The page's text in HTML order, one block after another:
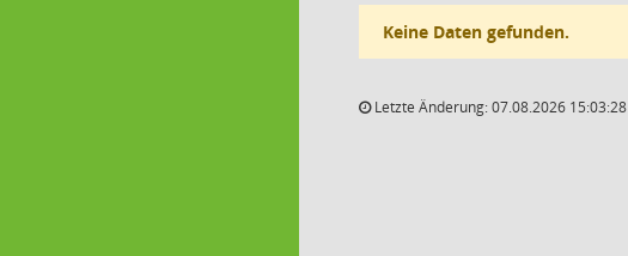
Keine Daten gefunden.
Letzte Änderung: 07.08.2026 15:03:28